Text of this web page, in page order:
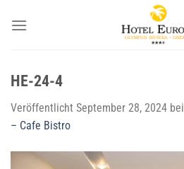
Inhalt
HE-24-4
Veröffentlicht September 28, 2024 bei
– Cafe Bistro